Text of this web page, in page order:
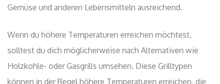
Gemüse und anderen Lebensmitteln ausreichend.
Wenn du höhere Temperaturen erreichen möchtest,
solltest du dich möglicherweise nach Alternativen wie
Holzkohle- oder Gasgrills umsehen. Diese Grilltypen
können in der Regel höhere Temperaturen erreichen, die